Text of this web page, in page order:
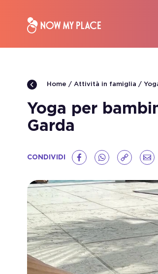
Home Attività in famiglia
Yoga per
Garda
CONDIVIDI